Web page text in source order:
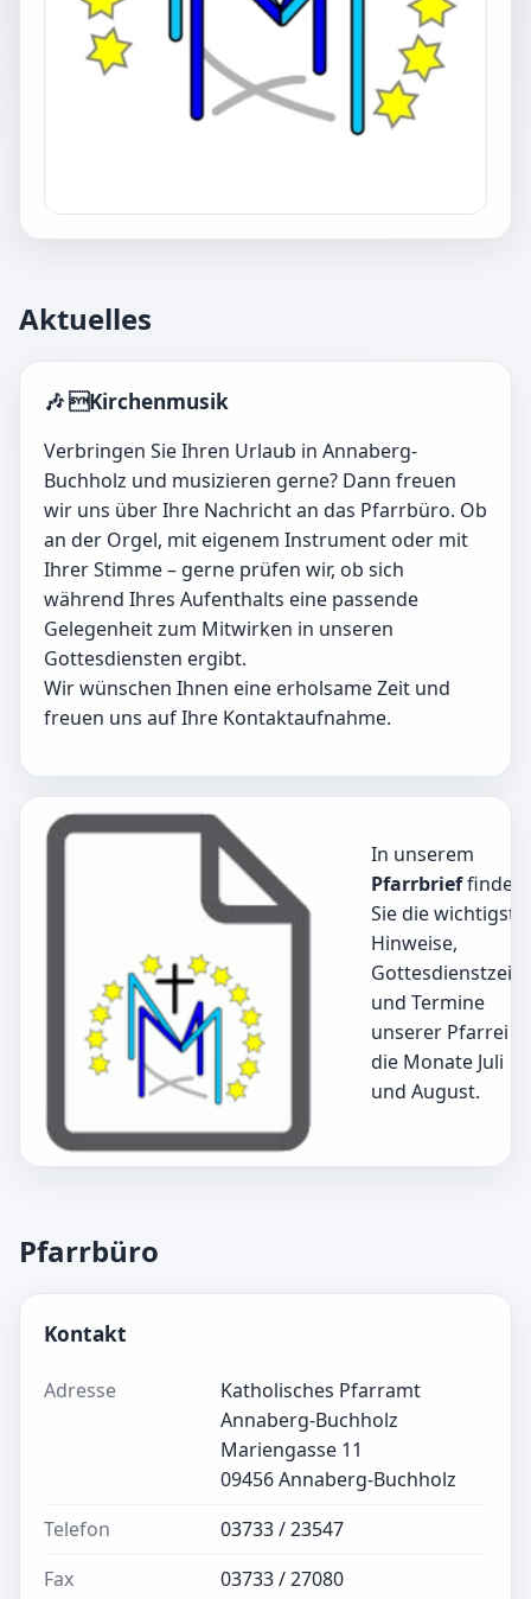
Aktuelles
🎶 Kirchenmusik
Verbringen Sie Ihren Urlaub in Annaberg-
Buchholz und musizieren gerne? Dann freuen
wir uns über Ihre Nachricht an das Pfarrbüro. Ob
an der Orgel, mit eigenem Instrument oder mit
Ihrer Stimme – gerne prüfen wir, ob sich
während Ihres Aufenthalts eine passende
Gelegenheit zum Mitwirken in unseren
Gottesdiensten ergibt.
Wir wünschen Ihnen eine erholsame Zeit und
freuen uns auf Ihre Kontaktaufnahme.
In unserem
Pfarrbrieffinden
Sie die
Hinweise,
und Termine
unserer Pfarrei
die Monate Juli
und August.
Pfarrbüro
Kontakt
Adresse
Katholisches Pfarramt
Annaberg-Buchholz
Mariengasse 11
09456 Annaberg-Buchholz
Telefon
03733 / 23547
Fax
03733 / 27080